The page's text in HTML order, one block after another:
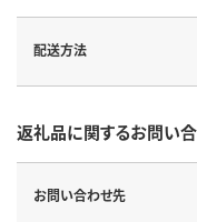
配送方法
返礼品に関するお問い
お問い合わせ先